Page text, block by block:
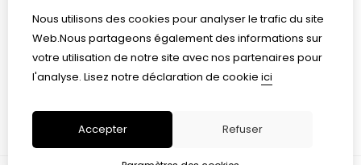
Service client
Plan du site
Nous utilisons des cookies pour analyser le trafic du site
Web.Nous partageons également des informations sur
votre utilisation de notre site avec nos partenaires pour
l'analyse. Lisez notre déclaration de cookie ici
Accepter Refuser